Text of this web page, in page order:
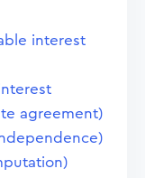
interest
agreement)